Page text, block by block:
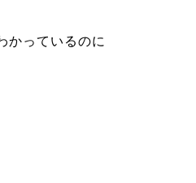
かっているのに